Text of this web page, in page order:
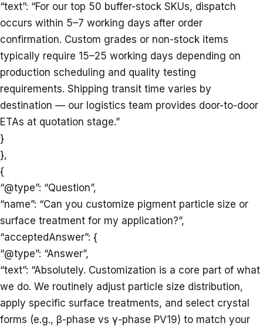
“text”: “For our top 50 buffer-stock SKUs, dispatch
occurs within 5–7 working days after order
confirmation. Custom grades or non-stock items
typically require 15–25 working days depending on
production scheduling and quality testing
requirements. Shipping transit time varies by
destination — our logistics team provides door-to-door
ETAs at quotation stage.”
}
},
{
“@type”: “Question”,
“name”: “Can you customize pigment particle size or
surface treatment for my application?”,
“acceptedAnswer”: {
“@type”: “Answer”,
“text”: “Absolutely. Customization is a core part of what
we do. We routinely adjust particle size distribution,
apply specific surface treatments, and select crystal
forms (e.g., β-phase vs γ-phase PV19) to match your